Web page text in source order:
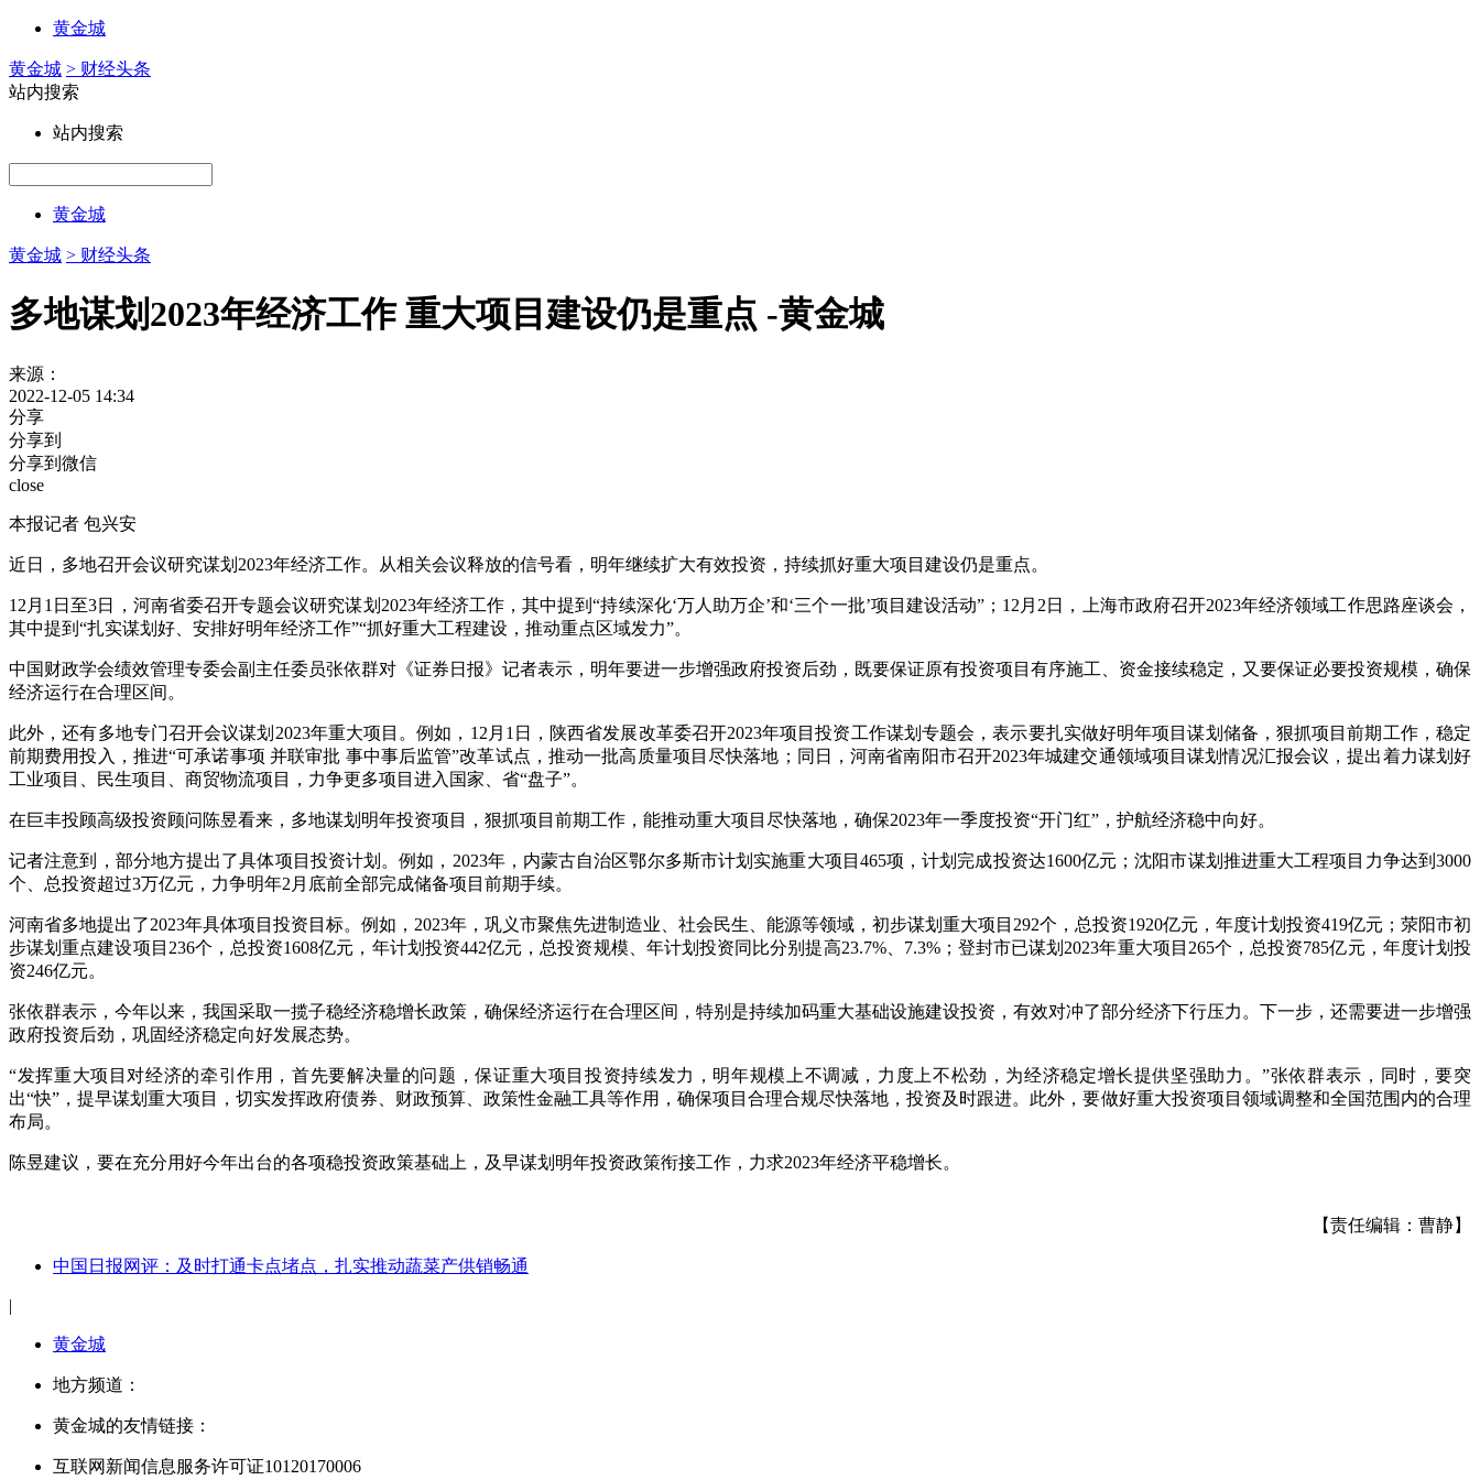
黄金城
黄金城 > 财经头条
站内搜索
站内搜索
黄金城
黄金城 > 财经头条
多地谋划2023年经济工作 重大项目建设仍是重点 -黄金城
来源：
2022-12-05 14:34
分享
分享到
分享到微信
close
本报记者 包兴安
近日，多地召开会议研究谋划2023年经济工作。从相关会议释放的信号看，明年继续扩大有效投资，持续抓好重大项目建设仍是重点。
12月1日至3日，河南省委召开专题会议研究谋划2023年经济工作，其中提到“持续深化‘万人助万企’和‘三个一批’项目建设活动”；12月2日，上海市政府召开2023年经济领域工作思路座谈会，
其中提到“扎实谋划好、安排好明年经济工作”“抓好重大工程建设，推动重点区域发力”。
中国财政学会绩效管理专委会副主任委员张依群对《证券日报》记者表示，明年要进一步增强政府投资后劲，既要保证原有投资项目有序施工、资金接续稳定，又要保证必要投资规模，确保
经济运行在合理区间。
此外，还有多地专门召开会议谋划2023年重大项目。例如，12月1日，陕西省发展改革委召开2023年项目投资工作谋划专题会，表示要扎实做好明年项目谋划储备，狠抓项目前期工作，稳定
前期费用投入，推进“可承诺事项 并联审批 事中事后监管”改革试点，推动一批高质量项目尽快落地；同日，河南省南阳市召开2023年城建交通领域项目谋划情况汇报会议，提出着力谋划好
工业项目、民生项目、商贸物流项目，力争更多项目进入国家、省“盘子”。
在巨丰投顾高级投资顾问陈昱看来，多地谋划明年投资项目，狠抓项目前期工作，能推动重大项目尽快落地，确保2023年一季度投资“开门红”，护航经济稳中向好。
记者注意到，部分地方提出了具体项目投资计划。例如，2023年，内蒙古自治区鄂尔多斯市计划实施重大项目465项，计划完成投资达1600亿元；沈阳市谋划推进重大工程项目力争达到3000
个、总投资超过3万亿元，力争明年2月底前全部完成储备项目前期手续。
河南省多地提出了2023年具体项目投资目标。例如，2023年，巩义市聚焦先进制造业、社会民生、能源等领域，初步谋划重大项目292个，总投资1920亿元，年度计划投资419亿元；荥阳市初
步谋划重点建设项目236个，总投资1608亿元，年计划投资442亿元，总投资规模、年计划投资同比分别提高23.7%、7.3%；登封市已谋划2023年重大项目265个，总投资785亿元，年度计划投
资246亿元。
张依群表示，今年以来，我国采取一揽子稳经济稳增长政策，确保经济运行在合理区间，特别是持续加码重大基础设施建设投资，有效对冲了部分经济下行压力。下一步，还需要进一步增强
政府投资后劲，巩固经济稳定向好发展态势。
“发挥重大项目对经济的牵引作用，首先要解决量的问题，保证重大项目投资持续发力，明年规模上不调减，力度上不松劲，为经济稳定增长提供坚强助力。”张依群表示，同时，要突
出“快”，提早谋划重大项目，切实发挥政府债券、财政预算、政策性金融工具等作用，确保项目合理合规尽快落地，投资及时跟进。此外，要做好重大投资项目领域调整和全国范围内的合理
布局。
陈昱建议，要在充分用好今年出台的各项稳投资政策基础上，及早谋划明年投资政策衔接工作，力求2023年经济平稳增长。
【责任编辑：曹静】
中国日报网评：及时打通卡点堵点，扎实推动蔬菜产供销畅通
|
黄金城
地方频道：
黄金城的友情链接：
互联网新闻信息服务许可证10120170006